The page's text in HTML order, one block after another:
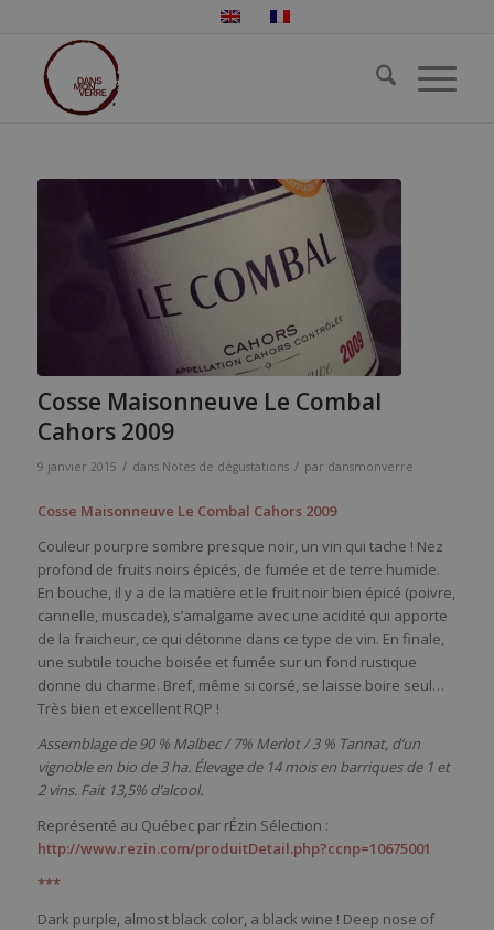
Cosse Maisonneuve Le Combal
Cahors 2009
9 janvier 2015 / dans Notes de dégustations / par dansmonverre
Cosse Maisonneuve Le Combal Cahors 2009
Couleur pourpre sombre presque noir, un vin qui tache ! Nez
profond de fruits noirs épicés, de fumée et de terre humide.
En bouche, il y a de la matière et le fruit noir bien épicé (poivre,
cannelle, muscade), s’amalgame avec une acidité qui apporte
de la fraicheur, ce qui détonne dans ce type de vin. En finale,
une subtile touche boisée et fumée sur un fond rustique
donne du charme. Bref, même si corsé, se laisse boire seul…
Très bien et excellent RQP !
Assemblage de 90 % Malbec / 7% Merlot / 3 % Tannat, d’un
vignoble en bio de 3 ha. Élevage de 14 mois en barriques de 1 et
2 vins. Fait 13,5% d’alcool.
Représenté au Québec par rÉzin Sélection :
http://www.rezin.com/produitDetail.php?ccnp=10675001
***
Dark purple, almost black color, a black wine ! Deep nose of